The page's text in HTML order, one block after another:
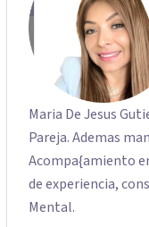
Maria De Jesus
Pareja. Ademas
Acompa{amiento
de experiencia,
Mental.